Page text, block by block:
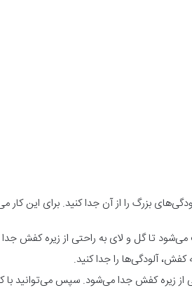
بزرگ را از آن جدا کنید. برای این کار
تا گل و لای به راحتی از زیره کفش
آلودگی‌ها را جدا کنید.
زیره کفش جدا می‌شود. سپس می‌توانید با